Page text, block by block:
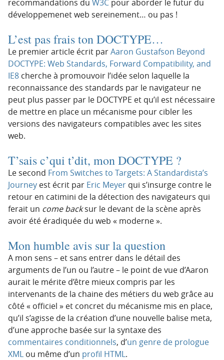
l
e
recommandations du W3C pour aborder le futur du
développemenet web sereinement… ou pas !
L’est pas frais ton DOCTYPE…
Le premier article écrit parAaron Gustafson Beyond
DOCTYPE: Web Standards, Forward Compatibility, and
IE8 cherche à promouvoir l’idée selon laquelle la
reconnaissance des standards par le navigateur ne
peut plus passer par le DOCTYPE et qu’il est nécessaire
de mettre en place un mécanisme pour cibler les
versions des navigateurs compatibles avec les sites
web.
T’sais c’qui t’dit, mon DOCTYPE ?
Le second From Switches to Targets: A Standardista’s
Journey est écrit par Eric Meyer qui s’insurge contre le
retour en catimini de la détection des navigateurs qui
ferait un come backsur le devant de la scène après
avoir été éradiquée du web « moderne ».
Mon humble avis sur la question
A mon sens – et sans entrer dans le détail des
arguments de l’un ou l’autre – le point de vue d’Aaron
aurait le mérite d’être mieux compris par les
intervenants de la chaine des métiers du web grâce au
côté « officiel » et concret du mécanisme mis en place,
qu’il s’agisse de la création d’une nouvelle balise meta,
d’une approche basée sur la syntaxe des
commentaires conditionnels, d’un genre de prologue
XML ou même d’un profil HTML.